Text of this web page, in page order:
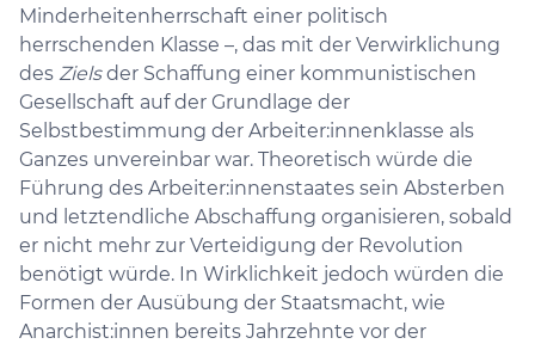
Minderheitenherrschaft einer politisch
herrschenden Klasse –, das mit der Verwirklichung
des Zielsder Schaffung einer kommunistischen
Gesellschaft auf der Grundlage der
Selbstbestimmung der Arbeiter:innenklasse als
Ganzes unvereinbar war. Theoretisch würde die
Führung des Arbeiter:innenstaates sein Absterben
und letztendliche Abschaffung organisieren, sobald
er nicht mehr zur Verteidigung der Revolution
benötigt würde. In Wirklichkeit jedoch würden die
Formen der Ausübung der Staatsmacht, wie
Anarchist:innen bereits Jahrzehnte vor der